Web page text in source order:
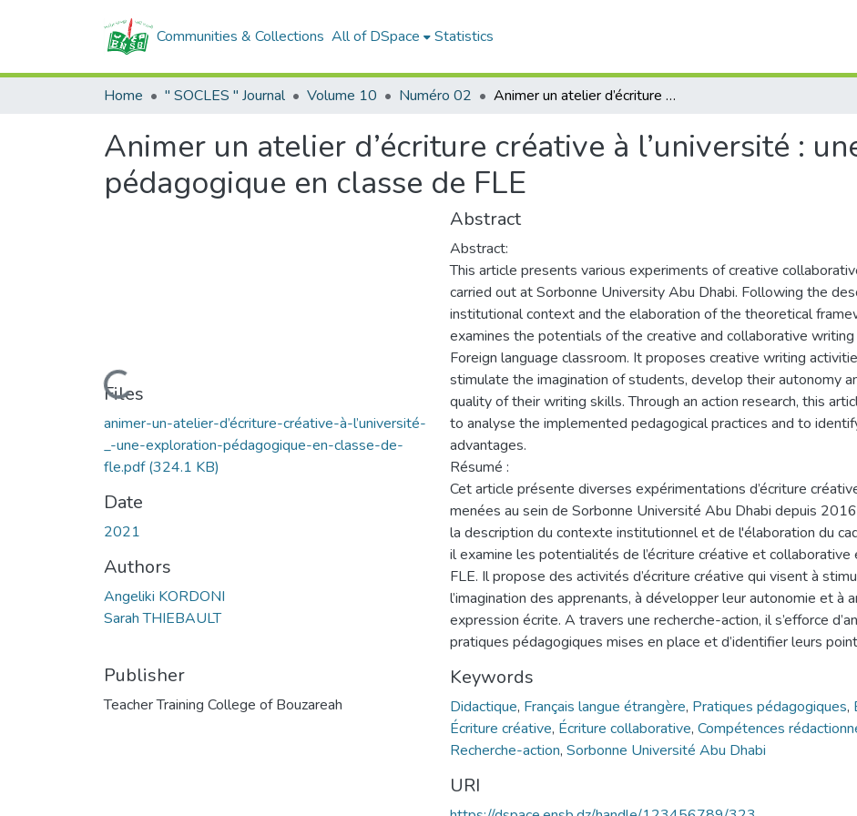
Communities & Collections All of DSpace Statistics
Home " SOCLES " Journal Volume 10 Numéro 02 Animer un atelier d’écriture créative à l’université : une exploration pédagogique en classe de FLE
Animer un atelier d’écriture créative à l’université :
pédagogique en classe de FLE
Loading...
Files
animer-un-atelier-d’écriture-créative-à-l’université-
_-une-exploration-pédagogique-en-classe-de-
fle.pdf(324.1 KB)
Date
2021
Authors
Angeliki KORDONI
Sarah THIEBAULT
Publisher
Teacher Training College of Bouzareah
Abstract
Abstract:
This article presents various experiments of creative
carried out at Sorbonne University Abu Dhabi. Following the
institutional context and the elaboration of the theoretical
examines the potentials of the creative and collaborative writing
Foreign language classroom. It proposes creative writing
stimulate the imagination of students, develop their autonomy
quality of their writing skills. Through an action research, this
to analyse the implemented pedagogical practices and to
advantages.
Résumé :
Cet article présente diverses expérimentations d’écriture
menées au sein de Sorbonne Université Abu Dhabi depuis
la description du contexte institutionnel et de l'élaboration du
il examine les potentialités de l’écriture créative et collaborative
FLE. Il propose des activités d’écriture créative qui visent à
l’imagination des apprenants, à développer leur autonomie et à
expression écrite. A travers une recherche-action, il s’efforce
pratiques pédagogiques mises en place et d’identifier leurs
Keywords
Didactique, Français langue étrangère, Pratiques pédagogiques,
Écriture créative, Écriture collaborative, Compétences
Recherche-action, Sorbonne Université Abu Dhabi
URI